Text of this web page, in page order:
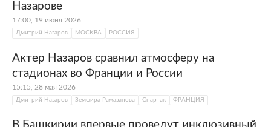
Место рождения
Образование
Щепкина
Сфера деятельности
Назарове
17:00, 19 июня 2026
Дмитрий Назаров МОСКВА РОССИЯ
Актер Назаров сравнил атмосферу на
стадионах во Франции и России
15:15, 28 мая 2026
Дмитрий Назаров Земфира Рамазанова Спартак ФРАНЦИЯ